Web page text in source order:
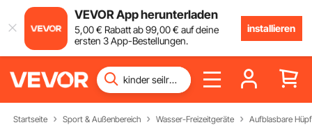
VEVOR App herunterladen
5,00€ Rabatt ab99,00€ auf deine
ersten 3 App-Bestellungen.
installieren
Startseite Sport & Außenbereich Wasser-Freizeitgeräte Aufblasbare